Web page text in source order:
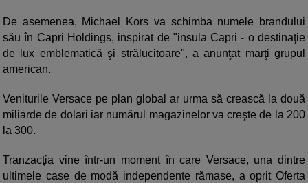
De asemenea, Michael Kors va schimba numele brandului
său în Capri Holdings, inspirat de "insula Capri - o destinaţie
de lux emblematică şi strălucitoare", a anunţat marţi grupul
american.
Veniturile Versace pe plan global ar urma să crească la două
miliarde de dolari iar numărul magazinelor va creşte de la 200
la 300.
Tranzacţia vine într-un moment în care Versace, una dintre
ultimele case de modă independente rămase, a oprit Oferta